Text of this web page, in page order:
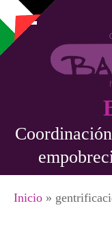
Pasar al contenido
Se
Inicio »